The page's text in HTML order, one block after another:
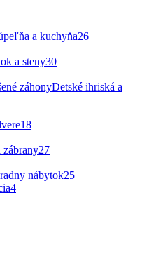
a kuchyňa26
a steny30
Detské ihriská a
18
zábrany27
nábytok25
4